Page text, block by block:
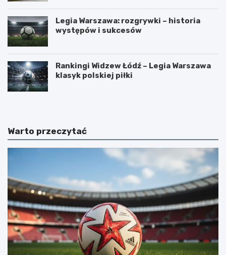
Legia Warszawa: rozgrywki – historia
występów i sukcesów
Rankingi Widzew Łódź – Legia Warszawa
klasyk polskiej piłki
Warto przeczytać